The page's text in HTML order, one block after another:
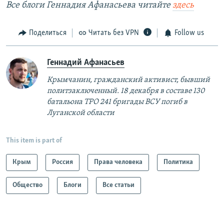
Все блоги Геннадия Афанасьева читайтездесь
Поделиться Читать без VPN Follow us
Геннадий Афанасьев
Крымчанин, гражданский активист, бывший
политзаключенный. 18 декабря в составе 130
батальона ТРО 241 бригады ВСУ погиб в
Луганской области​
This item is part of
Крым Россия Права человека Политика
Общество Блоги Все статьи